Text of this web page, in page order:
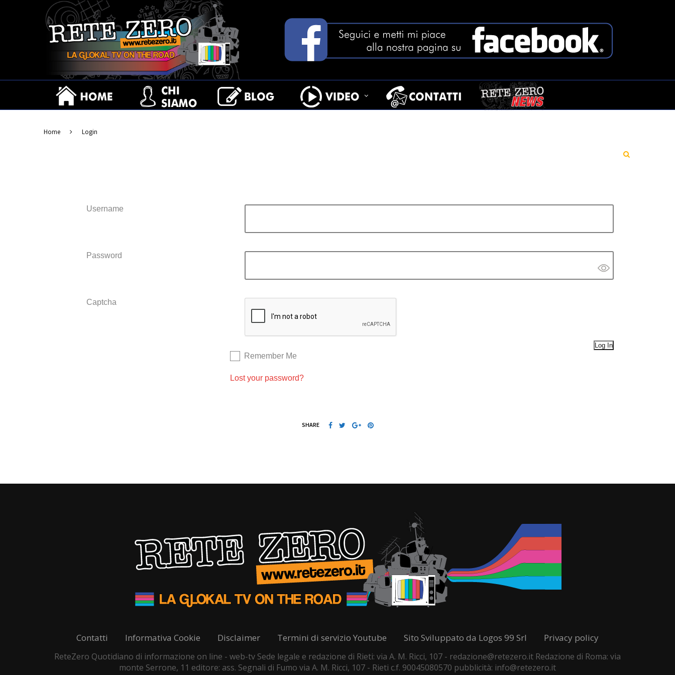
Home Login
Username
Password
Captcha
Remember Me
Lost your password?
SHARE
Contatti Informativa Cookie Disclaimer Termini di servizio Youtube Sito Sviluppato da Logos 99 Srl Privacy policy
ReteZero Quotidiano di informazione on line - web-tv Sede legale e redazione di Rieti: via A. M. Ricci, 107 - redazione@retezero.it Redazione di Roma: via
monte Serrone, 11 editore: ass. Segnali di Fumo via A. M. Ricci, 107 - Rieti c.f. 90045080570 pubblicità: info@retezero.it